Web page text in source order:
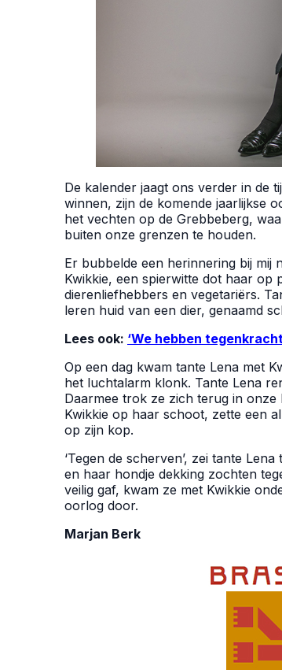
De kalender jaagt ons verder in de
winnen, zijn de komende jaarlijkse
het vechten op de Grebbeberg,
buiten onze grenzen te houden.
Er bubbelde een herinnering bij mij
Kwikkie, een spierwitte dot haar op
dierenliefhebbers en vegetariërs.
leren huid van een dier, genaamd
Lees ook: ‘We hebben
Op een dag kwam tante Lena met
het luchtalarm klonk. Tante Lena
Daarmee trok ze zich terug in
Kwikkie op haar schoot, zette een
op zijn kop.
‘Tegen de scherven’, zei tante
en haar hondje dekking zochten
veilig gaf, kwam ze met Kwikkie
oorlog door.
Marjan Berk